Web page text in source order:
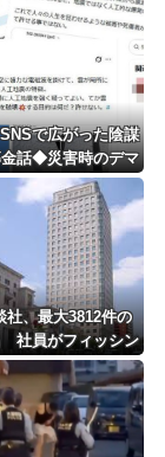
……白石」
日本旅行キャンセルすべきか…1万年ぶり史上最大級の火山の兆し＝韓国の反応
海外「おめでとうタキ！」リヴァプール南野がバースデーゴール！！
by livedoor 相互RSS
で広がった陰謀
話◆災害時のデマ
「一次情報チェッ
クを」
社、最大3812件の
社員がフィッシン
れるｗｗｗｗｗｗ
ｗ